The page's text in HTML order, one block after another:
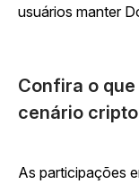
usuários manter
Confira o
cenário
As participações